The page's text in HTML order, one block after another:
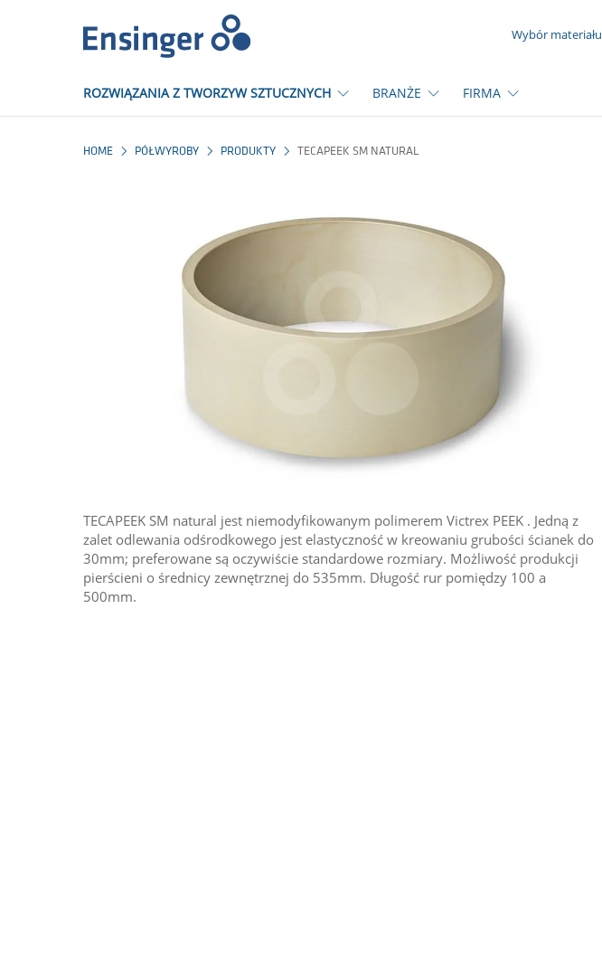
główna
Wybór materiału
ROZWIĄZANIA Z TWORZYW SZTUCZNYCH BRANŻE FIRMA
HOME PÓŁWYROBY PRODUKTY TECAPEEK SM NATURAL
TECAPEEK SM natural jest niemodyfikowanym polimerem Victrex PEEK . Jedną z
zalet odlewania odśrodkowego jest elastyczność w kreowaniu grubości ścianek do
30mm; preferowane są oczywiście standardowe rozmiary. Możliwość produkcji
pierścieni o średnicy zewnętrznej do 535mm. Długość rur pomiędzy 100 a
500mm.